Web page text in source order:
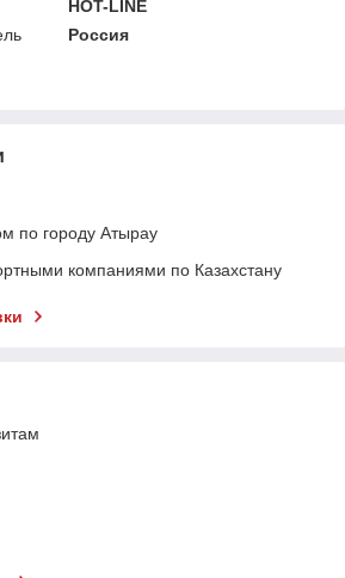
HOT-LINE
Россия
по городу Атырау
компаниями по Казахстану